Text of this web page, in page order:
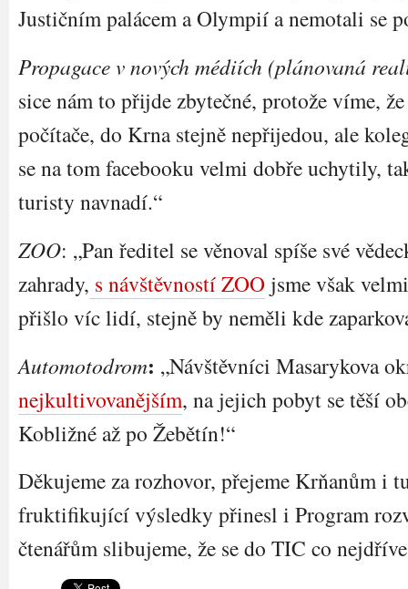
Justičním palácem a Olympií a nemotali se
Propagace v nových médiích (plánovaná
sice nám to přijde zbytečné, protože víme,
počítače, do Krna stejně nepřijedou, ale
se na tom facebooku velmi dobře uchytily,
turisty navnadí.“
ZOO: „Pan ředitel se věnoval spíše své
zahrady, s návštěvností ZOO jsme však
přišlo víc lidí, stejně by neměli kde
Automotodrom: „Návštěvníci Masarykova
nejkultivovanějším, na jejich pobyt se těší
Kobližné až po Žebětín!“
Děkujeme za rozhovor, přejeme Krňanům i
fruktifikující výsledky přinesl i Program
čtenářům slibujeme, že se do TIC co